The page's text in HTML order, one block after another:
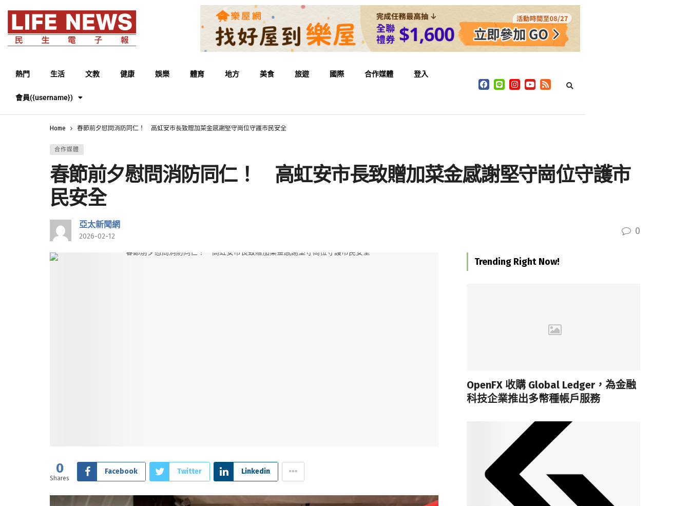
熱門 生活 文教 健康 娛樂 體育 地方 美食 旅遊 國際 合作媒體 登入
會員({username})
Home 春節前夕慰問消防同仁！ 高虹安市長致贈加菜金感謝堅守崗位守護市民安全
合作媒體
春節前夕慰問消防同仁！ 高虹安市長致贈加菜金感謝堅守崗位守護市
民安全
亞太新聞網
2026-02-12 0
0
Shares
Facebook Twitter Linkedin
Trending Right Now!
OpenFX 收購 Global Ledger，為金融
科技企業推出多幣種帳戶服務